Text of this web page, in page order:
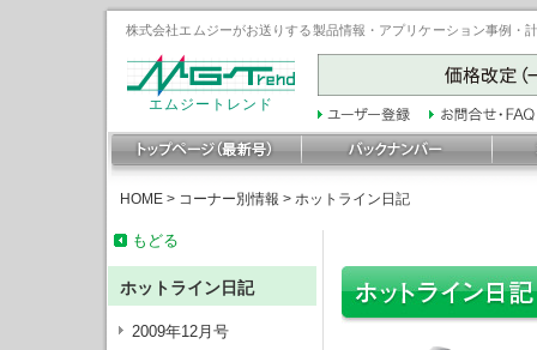
株式会社エムジーがお送りする製品情報・アプリケーション事例
エムジートレンド
HOME > コーナー別情報 > ホットライン日記
もどる
ホットライン日記
2009年12月号